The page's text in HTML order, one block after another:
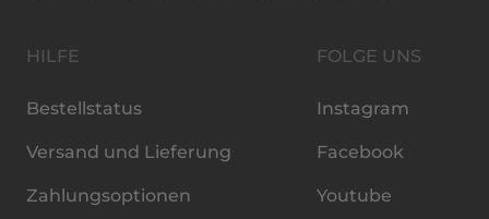
HILFE
Bestellstatus
Versand und Lieferung
Zahlungsoptionen
FOLGE UNS
Instagram
Facebook
Youtube